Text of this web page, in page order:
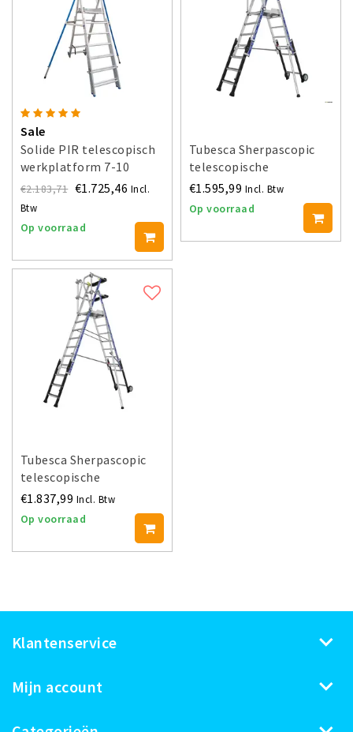
Sale
Solide PIR telescopisch
werkplatform 7-10
treden
€2.183,71 €1.725,46 Incl.
Btw
Op voorraad
Tubesca Sherpascopic
telescopische
platformtrap 5-7 treden
€1.595,99 Incl. Btw
Op voorraad
Tubesca Sherpascopic
telescopische
platformtrap 8-10
treden
€1.837,99 Incl. Btw
Op voorraad
Klantenservice
Mijn account